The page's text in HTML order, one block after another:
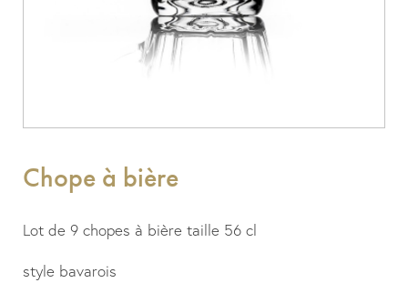
Chope à bière
Lot de 9 chopes à bière taille 56 cl
style bavarois